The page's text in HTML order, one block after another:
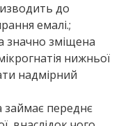
до
емалі.;
зміщена
нижньої
надмірний
переднє